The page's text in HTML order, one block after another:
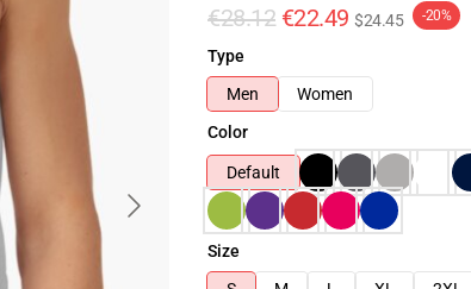
€28.12 €22.49 $24.45 -20%
Type
Men
Women
Color
Default
Size